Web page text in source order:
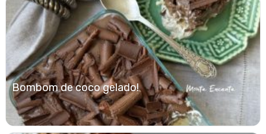
Bombom de coco gelado!